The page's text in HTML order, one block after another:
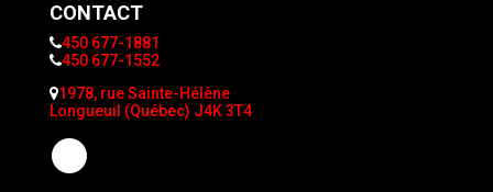
CONTACT
450 677-1881
450 677-1552
1978, rue Sainte-Hélène
Longueuil (Québec) J4K 3T4